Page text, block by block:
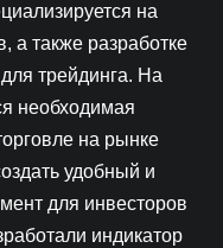
на
а также разработке
трейдинга. На
необходимая
на рынке
удобный и
для инвесторов
индикатор